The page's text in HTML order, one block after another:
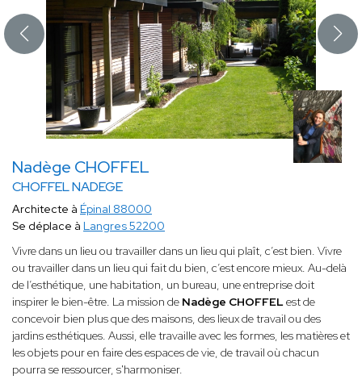
Nadège CHOFFEL
CHOFFEL NADEGE
Architecte à Épinal 88000
Se déplace à Langres 52200
Vivre dans un lieu ou travailler dans un lieu qui plaît, c’est bien. Vivre
ou travailler dans un lieu qui fait du bien, c’est encore mieux. Au-delà
de l’esthétique, une habitation, un bureau, une entreprise doit
inspirer le bien-être. La mission de Nadège CHOFFELest de
concevoir bien plus que des maisons, des lieux de travail ou des
jardins esthétiques. Aussi, elle travaille avec les formes, les matières et
les objets pour en faire des espaces de vie, de travail où chacun
pourra se ressourcer, s'harmoniser.